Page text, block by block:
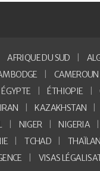
AFRIQUE DU SUD
CAMEROUN
ÉGYPTE ÉTHIOPIE
IRAN KAZAKHSTAN
NIGER NIGERIA
TCHAD
VISAS